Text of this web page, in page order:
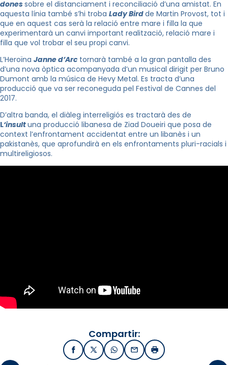
donessobre el distanciament i reconciliació d’una amistat. En
aquesta línia també s’hi troba LadyBirdde Martin Provost, tot i
que en aquest cas serà la relació entre mare i filla la que
experimentarà un canvi important realització, relació mare i
filla que vol trobar el seu propi canvi.
L’Heroïna Janned’Arctornarà també a la gran pantalla des
d’una nova òptica acompanyada d’un musical dirigit per Bruno
Dumont amb la música de Hevy Metal. Es tracta d’una
producció que va ser reconeguda pel Festival de Cannes del
2017.
D’altra banda, el diàleg interreligiós es tractarà des de
L‘insultuna producció libanesa de Ziad Doueiri que posa de
context l’enfrontament accidentat entre un libanès i un
pakistanès, que aprofundirà en els enfrontaments pluri-racials i
multireligiosos.
Compartir:
FacebookX / TwitterWhatsApp
EmailImprimir